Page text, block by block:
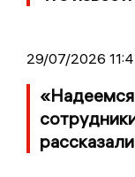
29/07/2026